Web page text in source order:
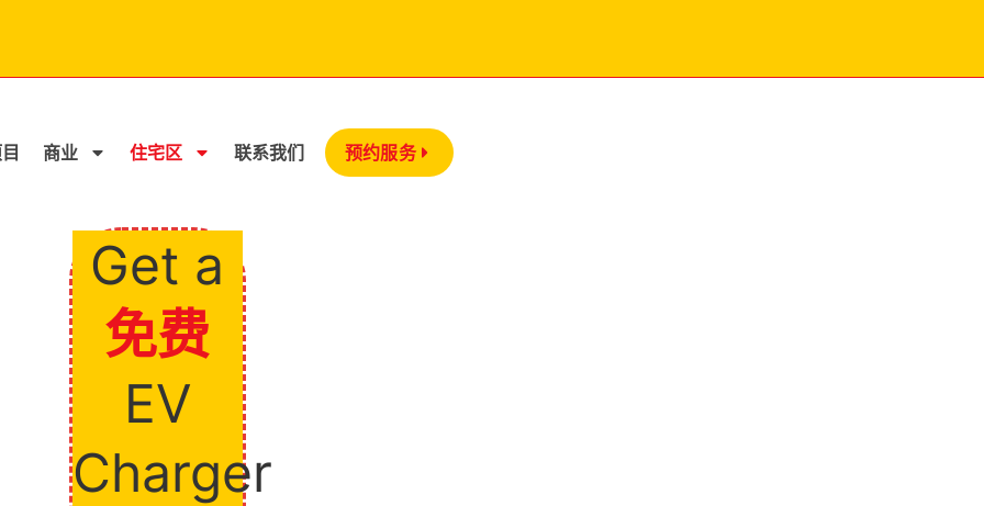
商业 住宅区 联系我们 预约服务
Get a
免费
EV
Charger